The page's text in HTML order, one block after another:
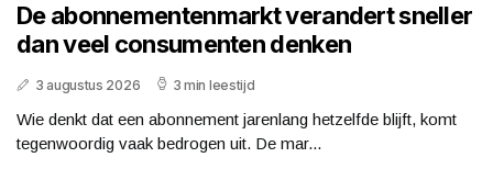
De abonnementenmarkt verandert sneller
dan veel consumenten denken
3 augustus 2026 3 min leestijd
Wie denkt dat een abonnement jarenlang hetzelfde blijft, komt
tegenwoordig vaak bedrogen uit. De mar...